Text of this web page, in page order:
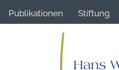
Publikationen Stiftung